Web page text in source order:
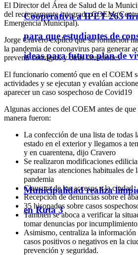
Cooperativa a IPET 263
para que estudiantes de
ideas para futuro plan de
Municipalidad realiza
en Ruta 3
El Director del Área de Salud de la
del recientemente integrado COEM
Emergencia Municipal).
Jorge Cravero explicó que su formación
la pandemia de coronavirus para generar
prevenir contagios y otras situaciones
El funcionario comentó que en el COEM
actividades y se ejecutan y evalúan
aparecer un caso sospechoso de Covid19
Algunas acciones del COEM antes de que
manera fueron:
La confección de una lista de todas
estado en el exterior y llegamos a
y en cuarentena, dijo Cravero
Se realizaron modificaciones
separar las atenciones habituales de
pandemia
Clausura de los accesos a la ciudad
Recepción de denuncias sobre el
35 hisopados sobre casos
También se aboca a verificar la
tomar denuncias por
Asimismo, centraliza la información
casos positivos o negativos en la
prevención y seguridad.